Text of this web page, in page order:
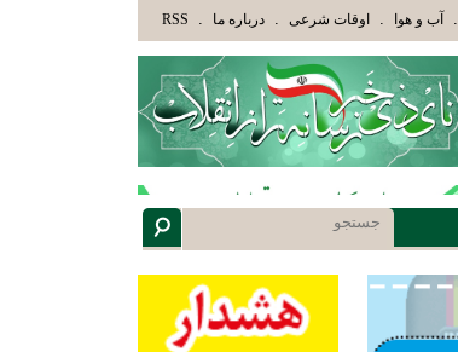
عاقلان هدایت یافته،حرفها را میشنوند و سپس بهترین را انتخاب . آب و هوا . اوقات شرعی . درباره ما .
RSS